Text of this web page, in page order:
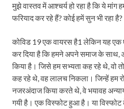
मुझे वास्तव में आश्चर्य हो रहा है कि ये
फरियाद कर रहे हैं? कोई हमें सुन भी रहा है?
कोविड 19 एक वायरस है1 लेकिन यह एक
कर दिया है कि हमने अपने समाज के साथ,
किया है। जिसे हम सभ्यता कह रहे थे, वो
कह रहे थे, वह लालच निकला। जिन्हें हम
नजरअंदाज किया करते थे, वे भयावह
गयी है। एक विस्फोट हुआ है। या